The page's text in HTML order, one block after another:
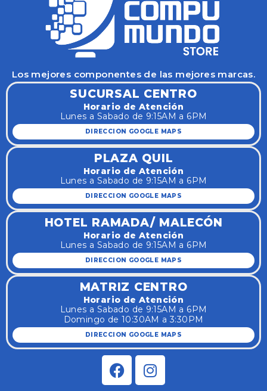
Los mejores componentes de las mejores marcas.
SUCURSAL CENTRO
Horario de Atención
Lunes a Sabado de 9:15AM a 6PM
DIRECCION GOOGLE MAPS
PLAZA QUIL
Horario de Atención
Lunes a Sabado de 9:15AM a 6PM
DIRECCION GOOGLE MAPS
HOTEL RAMADA/ MALECÓN
Horario de Atención
Lunes a Sabado de 9:15AM a 6PM
DIRECCION GOOGLE MAPS
MATRIZ CENTRO
Horario de Atención
Lunes a Sabado de 9:15AM a 6PM
Domingo de 10:30AM a 3:30PM
DIRECCION GOOGLE MAPS